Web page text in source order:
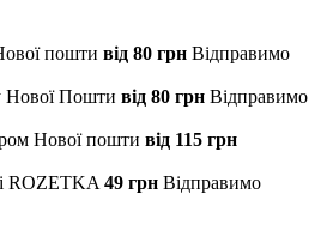
пошти від 80 грн Відправимо
Нової Пошти від 80 грн Відправимо
Нової пошти від 115 грн
ROZETKA 49 грн Відправимо